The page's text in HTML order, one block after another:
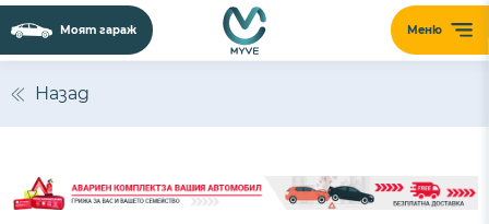
Меню
Моят гараж
Назад